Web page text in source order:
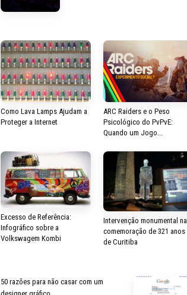
Como Lava Lamps Ajudam a
Proteger a Internet
ARC Raiders e o Peso
Psicológico do PvPvE:
Quando um Jogo...
Excesso de Referência:
Infográfico sobre a
Volkswagem Kombi
Intervenção monumental na
comemoração de 321 anos
de Curitiba
50 razões para não casar com um